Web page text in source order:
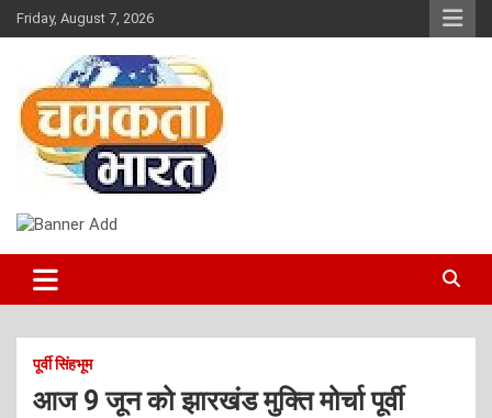
Skip
to
Friday, August 7, 2026
CHAMAKTA BHARAT
पूर्वी सिंहभूम
आज 9 जून को झारखंड मुक्ति मोर्चा पूर्वी